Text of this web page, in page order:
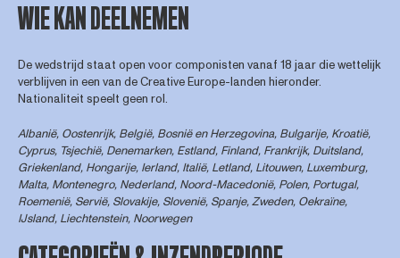
WIE KAN DEELNEMEN
De wedstrijd staat open voor componisten vanaf 18 jaar die wettelijk
verblijven in een van de Creative Europe-landen hieronder.
Nationaliteit speelt geen rol.
Albanië, Oostenrijk, België, Bosnië en Herzegovina, Bulgarije, Kroatië,
Cyprus, Tsjechië, Denemarken, Estland, Finland, Frankrijk, Duitsland,
Griekenland, Hongarije, Ierland, Italië, Letland, Litouwen, Luxemburg,
Malta, Montenegro, Nederland, Noord-Macedonië, Polen, Portugal,
Roemenië, Servië, Slovakije, Slovenië, Spanje, Zweden, Oekraïne,
IJsland, Liechtenstein, Noorwegen